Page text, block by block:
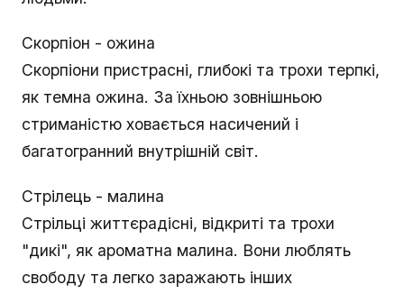
Скорпіон - ожина
Скорпіони пристрасні, глибокі та трохи терпкі,
як темна ожина. За їхньою зовнішньою
стриманістю ховається насичений і
багатогранний внутрішній світ.
Стрілець - малина
Стрільці життєрадісні, відкриті та трохи
"дикі", як ароматна малина. Вони люблять
свободу та легко заражають інших